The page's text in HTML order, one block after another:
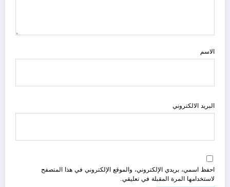
الاسم
البريد الالكتروني
احفظ اسمي، بريدي الإلكتروني، والموقع الإلكتروني في هذا المتصفح
لاستخدامها المرة المقبلة في تعليقي.